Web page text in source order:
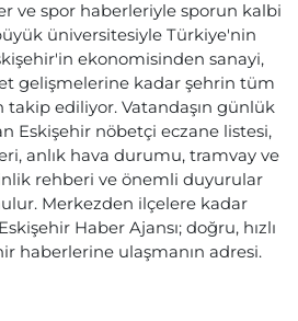
ve spor haberleriyle sporun kalbi
üniversitesiyle Türkiye'nin
ekonomisinden sanayi,
gelişmelerine kadar şehrin tüm
takip ediliyor. Vatandaşın günlük
Eskişehir nöbetçi eczane listesi,
anlık hava durumu, tramvay ve
rehberi ve önemli duyurular
Merkezden ilçelere kadar
Haber Ajansı; doğru, hızlı
haberlerine ulaşmanın adresi.